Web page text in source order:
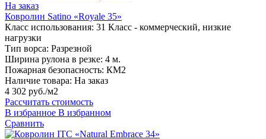
На заказ
Ковролин Satino «Royale 35»
Класс использования: 31 Класс - коммерческий, низкие
нагрузки
Тип ворса: Разрезной
Ширина рулона в резке: 4 м.
Пожарная безопасность: КМ2
Наличие товара: На заказ
4 302 руб./м2
Рассчитать стоимость
В избранное В избранном
Сравнить